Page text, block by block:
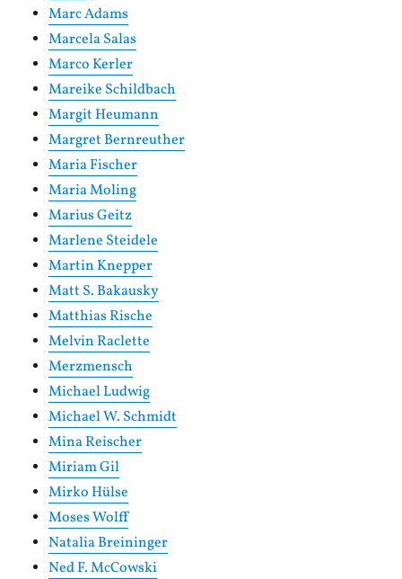
Marc Adams
Marcela Salas
Marco Kerler
Mareike Schildbach
Margit Heumann
Margret Bernreuther
Maria Fischer
Maria Moling
Marius Geitz
Marlene Steidele
Martin Knepper
Matt S. Bakausky
Matthias Rische
Melvin Raclette
Merzmensch
Michael Ludwig
Michael W. Schmidt
Mina Reischer
Miriam Gil
Mirko Hülse
Moses Wolff
Natalia Breininger
Ned F. McCowski